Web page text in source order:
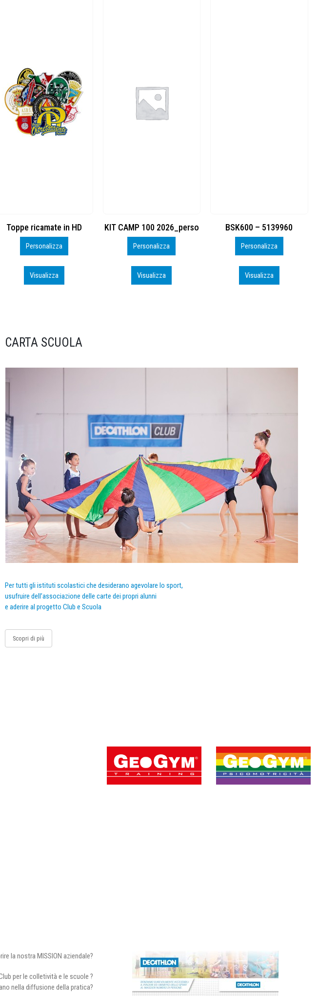
KIT CAMP 100 2026_perso
Personalizza
Visualizza
BSK600 – 5139960
Personalizza
Visualizza
DTF
Personalizza
Visualizza
CARTA SCUOLA
Per tutti gli istituti scolastici che desiderano agevolare lo sport,
usufruire dell’associazione delle carte dei propri alunni
e aderire al progetto Club e Scuola
Scopri di più
la nostra MISSION aziendale?
per le colletività e le scuole ?
nella diffusione della pratica?